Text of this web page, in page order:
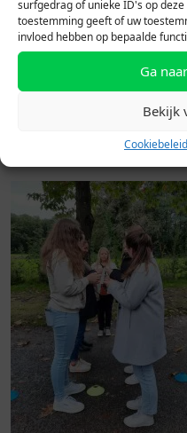
surfgedrag of unieke ID's op
toestemming geeft of uw
invloed hebben op bepaalde
Ga
Bekijk
Cookiebeleid
We zijn ontzettend
hebben mogen
steun van de Leonardus
Een van de studenten
mooi beeld geeft van de